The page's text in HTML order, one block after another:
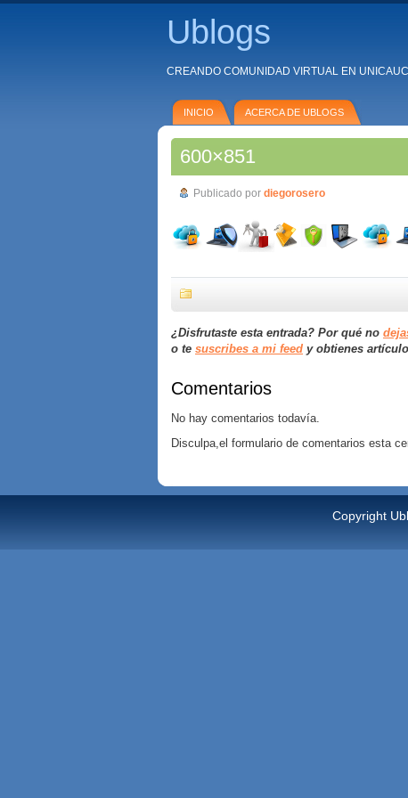
Ublogs
CREANDO COMUNIDAD VIRTUAL EN
INICIO ACERCA DE UBLOGS
600×851
Publicado por diegorosero
¿Disfrutaste esta entrada? Por qué no
o te suscribes a mi feed y obtienes
Comentarios
No hay comentarios todavía.
Disculpa,el formulario de comentarios esta
Copyright